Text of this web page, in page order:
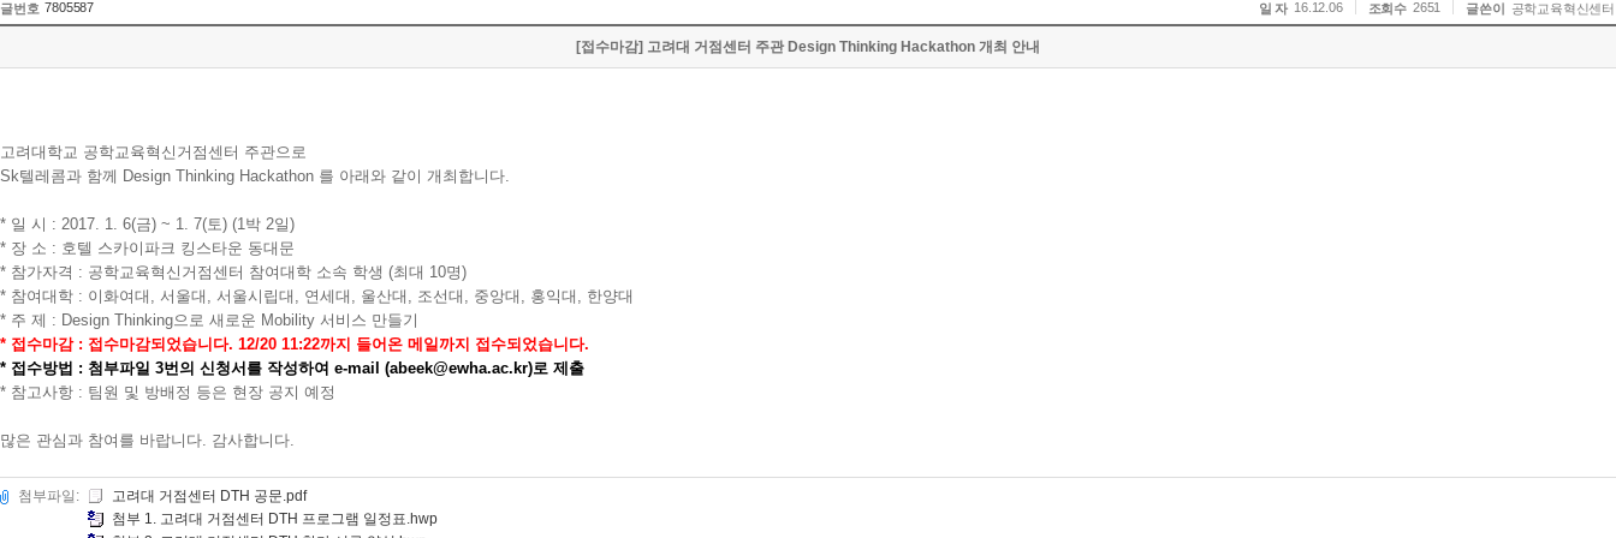
글번호 7805587 일 자 16.12.06 조회수 2651 글쓴이 공학교육혁신센터
[접수마감] 고려대 거점센터 주관 Design Thinking Hackathon 개최 안내
고려대학교 공학교육혁신거점센터 주관으로
Sk텔레콤과 함께 Design Thinking Hackathon 를 아래와 같이 개최합니다.
* 일 시 : 2017. 1. 6(금) ~ 1. 7(토) (1박 2일)
* 장 소 : 호텔 스카이파크 킹스타운 동대문
* 참가자격 : 공학교육혁신거점센터 참여대학 소속 학생 (최대 10명)
* 참여대학 : 이화여대, 서울대, 서울시립대, 연세대, 울산대, 조선대, 중앙대, 홍익대, 한양대
* 주 제 : Design Thinking으로 새로운 Mobility 서비스 만들기
* 접수마감 : 접수마감되었습니다. 12/20 11:22까지 들어온 메일까지 접수되었습니다.
* 접수방법 : 첨부파일 3번의 신청서를 작성하여 e-mail (abeek@ewha.ac.kr)로 제출
* 참고사항 : 팀원 및 방배정 등은 현장 공지 예정
많은 관심과 참여를 바랍니다. 감사합니다.
첨부파일:
고려대 거점센터 DTH 공문.pdf
첨부 1. 고려대 거점센터 DTH 프로그램 일정표.hwp